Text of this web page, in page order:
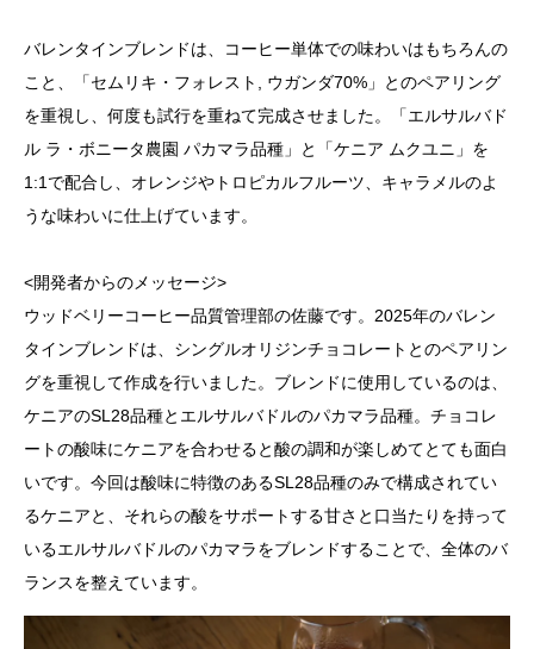
バレンタインブレンドは、コーヒー単体での味わいはもちろんの
こと、「セムリキ・フォレスト, ウガンダ70%」とのペアリング
を重視し、何度も試行を重ねて完成させました。「エルサルバド
ル ラ・ボニータ農園 パカマラ品種」と「ケニア ムクユニ」を
1:1で配合し、オレンジやトロピカルフルーツ、キャラメルのよ
うな味わいに仕上げています。
<開発者からのメッセージ>
ウッドベリーコーヒー品質管理部の佐藤です。2025年のバレン
タインブレンドは、シングルオリジンチョコレートとのペアリン
グを重視して作成を行いました。ブレンドに使用しているのは、
ケニアのSL28品種とエルサルバドルのパカマラ品種。チョコレ
ートの酸味にケニアを合わせると酸の調和が楽しめてとても面白
いです。今回は酸味に特徴のあるSL28品種のみで構成されてい
るケニアと、それらの酸をサポートする甘さと口当たりを持って
いるエルサルバドルのパカマラをブレンドすることで、全体のバ
ランスを整えています。